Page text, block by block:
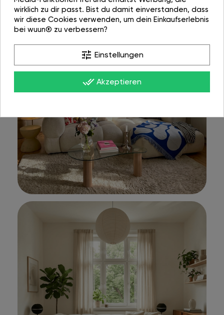
wirklich zu dir passt. Bist du damit einverstanden, dass
wir diese Cookies verwenden, um dein Einkaufserlebnis
bei wuun® zu verbessern?
tune Einstellungen
done_all Akzeptieren